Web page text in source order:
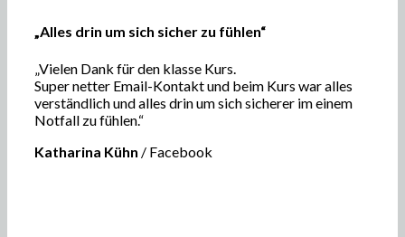
„Alles drin um sich sicher zu fühlen“
„Vielen Dank für den klasse Kurs.
Super netter Email-Kontakt und beim Kurs war alles
verständlich und alles drin um sich sicherer im einem
Notfall zu fühlen.“
Katharina Kühn / Facebook